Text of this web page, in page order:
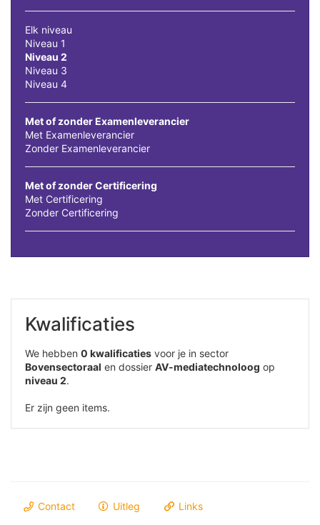
Elk niveau
Niveau 1
Niveau 2
Niveau 3
Niveau 4
Met of zonder Examenleverancier
Met Examenleverancier
Zonder Examenleverancier
Met of zonder Certificering
Met Certificering
Zonder Certificering
Kwalificaties
We hebben 0 kwalificaties voor je in sector
Bovensectoraal en dossier AV-mediatechnoloog op
niveau 2.
Er zijn geen items.
Contact Uitleg Links